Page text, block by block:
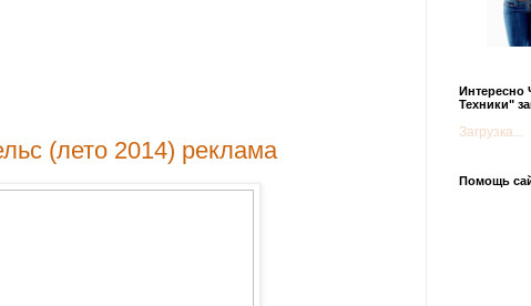
(лето 2014) реклама
Техники"
Загрузка...
Помощь